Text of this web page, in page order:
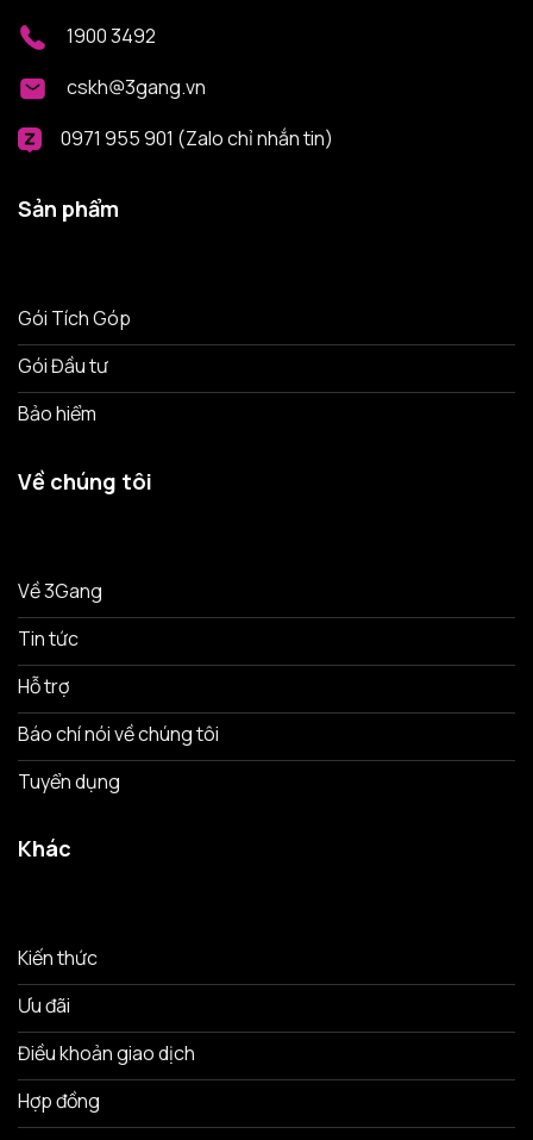
1900 3492
cskh@3gang.vn
0971 955 901 (Zalo chỉ nhắn tin)
Sản phẩm
Gói Tích Góp
Gói Đầu tư
Bảo hiểm
Về chúng tôi
Về 3Gang
Tin tức
Hỗ trợ
Báo chí nói về chúng tôi
Tuyển dụng
Khác
Kiến thức
Ưu đãi
Điều khoản giao dịch
Hợp đồng